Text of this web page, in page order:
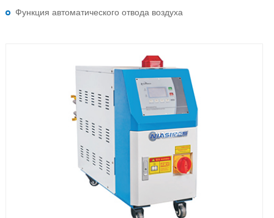
Функция автоматического отвода воздуха